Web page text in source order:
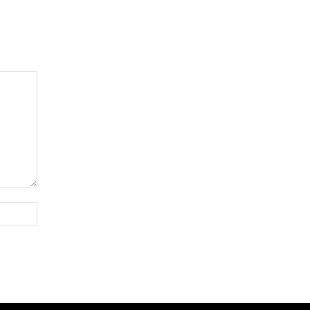
web: